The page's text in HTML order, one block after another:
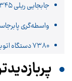
جابجایی ریلی ۳۴۵ هزار زائر اربعین
واسطه‌گری
۷۳۸۰ دستگاه اتوبوس برای جابه‌جایی زائران اربعین به‌ کارگیری شد